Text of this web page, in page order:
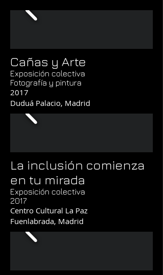
Cañas y Arte
Exposición colectiva
Fotografía y pintura
2017
Duduá Palacio, Madrid
La inclusión comienza
en tu mirada
Exposición colectiva
2017
Centro Cultural La Paz
Fuenlabrada, Madrid